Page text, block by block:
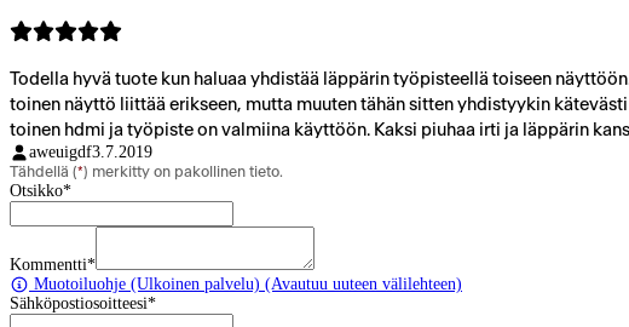
Todella hyvä tuote kun haluaa yhdistää läppärin työpisteellä toiseen
toinen näyttö liittää erikseen, mutta muuten tähän sitten yhdistyykin
toinen hdmi ja työpiste on valmiina käyttöön. Kaksi piuhaa irti ja läppärin
aweuigdf3.7.2019
Tähdellä (*) merkitty on pakollinen tieto.
Otsikko*
Kommentti*
Muotoiluohje (Ulkoinen palvelu) (Avautuu uuteen välilehteen)
Sähköpostiosoitteesi*